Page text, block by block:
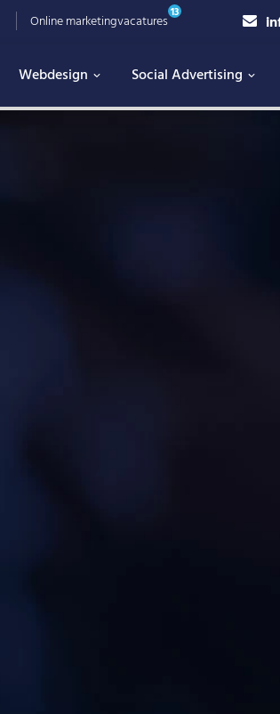
Online marketingvacatures13
Webdesign Social Advertising